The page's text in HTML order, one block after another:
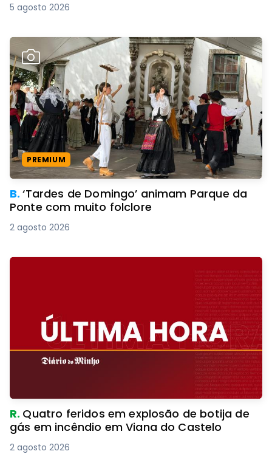
5 agosto 2026
PREMIUM
B.‘Tardes de Domingo’ animam Parque da
Ponte com muito folclore
2 agosto 2026
R. Quatro feridos em explosão de botija de
gás em incêndio em Viana do Castelo
2 agosto 2026